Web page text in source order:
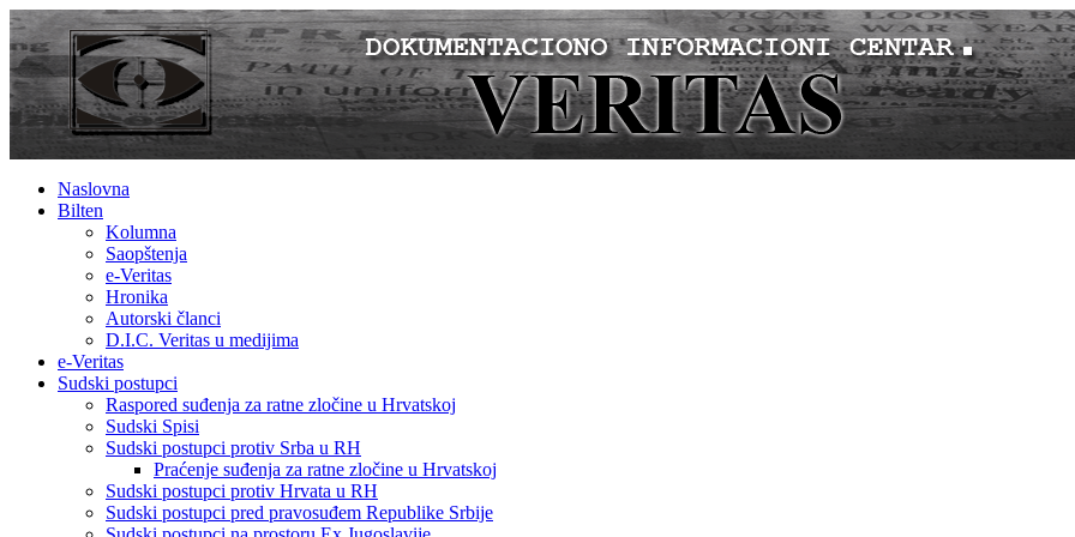
Naslovna
Bilten
Kolumna
Saopštenja
e-Veritas
Hronika
Autorski članci
D.I.C. Veritas u medijima
e-Veritas
Sudski postupci
Raspored suđenja za ratne zločine u Hrvatskoj
Sudski Spisi
Sudski postupci protiv Srba u RH
Praćenje suđenja za ratne zločine u Hrvatskoj
Sudski postupci protiv Hrvata u RH
Sudski postupci pred pravosuđem Republike Srbije